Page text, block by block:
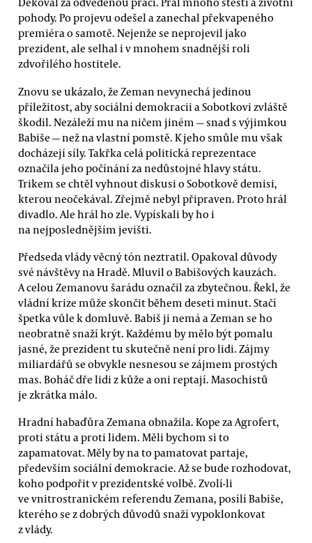
pohody. Po projevu odešel a zanechal překvapeného
premiéra o samotě. Nejenže se neprojevil jako
prezident, ale selhal i v mnohem snadnější roli
zdvořilého hostitele.
Znovu se ukázalo, že Zeman nevynechá jedinou
příležitost, aby sociální demokracii a Sobotkovi zvláště
škodil. Nezáleží mu na ničem jiném — snad s výjimkou
Babiše — než na vlastní pomstě. K jeho smůle mu však
docházejí síly. Takřka celá politická reprezentace
označila jeho počínání za nedůstojné hlavy státu.
Trikem se chtěl vyhnout diskusi o Sobotkově demisi,
kterou neočekával. Zřejmě nebyl připraven. Proto hrál
divadlo. Ale hrál ho zle. Vypískali by ho i
na nejposlednějším jevišti.
Předseda vlády věcný tón neztratil. Opakoval důvody
své návštěvy na Hradě. Mluvil o Babišových kauzách.
A celou Zemanovu šarádu označil za zbytečnou. Řekl, že
vládní krize může skončit během deseti minut. Stačí
špetka vůle k domluvě. Babiš ji nemá a Zeman se ho
neobratně snaží krýt. Každému by mělo být pomalu
jasné, že prezident tu skutečně není pro lidi. Zájmy
miliardářů se obvykle nesnesou se zájmem prostých
mas. Boháč dře lidi z kůže a oni reptají. Masochistů
je zkrátka málo.
Hradní habaďůra Zemana obnažila. Kope za Agrofert,
proti státu a proti lidem. Měli bychom si to
zapamatovat. Měly by na to pamatovat partaje,
především sociální demokracie. Až se bude rozhodovat,
koho podpořit v prezidentské volbě. Zvolí-li
ve vnitrostranickém referendu Zemana, posílí Babiše,
kterého se z dobrých důvodů snaží vypoklonkovat
z vlády.